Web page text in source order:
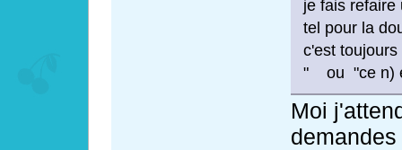
je fais refaire
tel pour la
c'est
" ou "ce n)
Moi